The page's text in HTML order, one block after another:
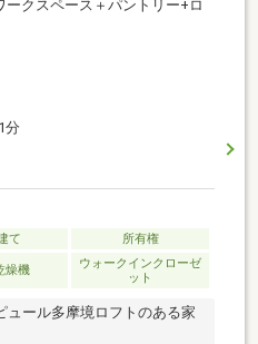
ークスペース＋パントリー+ロ
分
て 所有権
燥機
ウォークインクローゼ
ット
ュール多摩境ロフトのある家